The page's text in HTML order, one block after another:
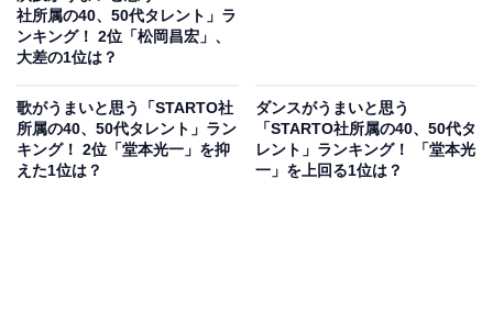
社所属の40、50代タレント」ラ
ンキング！ 2位「松岡昌宏」、
大差の1位は？
歌がうまいと思う「STARTO社
所属の40、50代タレント」ラン
キング！ 2位「堂本光一」を抑
えた1位は？
ダンスがうまいと思う
「STARTO社所属の40、50代タ
レント」ランキング！ 「堂本光
一」を上回る1位は？